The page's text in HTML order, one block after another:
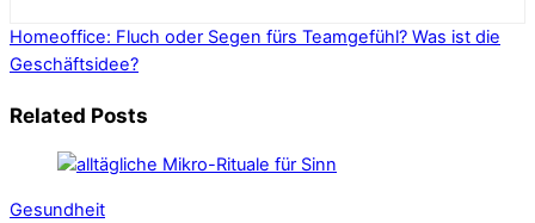
Homeoffice: Fluch oder Segen fürs Teamgefühl? Was ist die
Geschäftsidee?
Related Posts
Gesundheit